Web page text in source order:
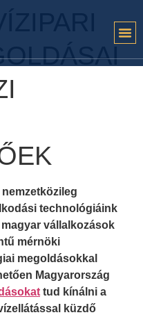
technológiáink
vállalkozások
mérnöki
megoldásokkal
Magyarország
tud kínálni a
küzdő